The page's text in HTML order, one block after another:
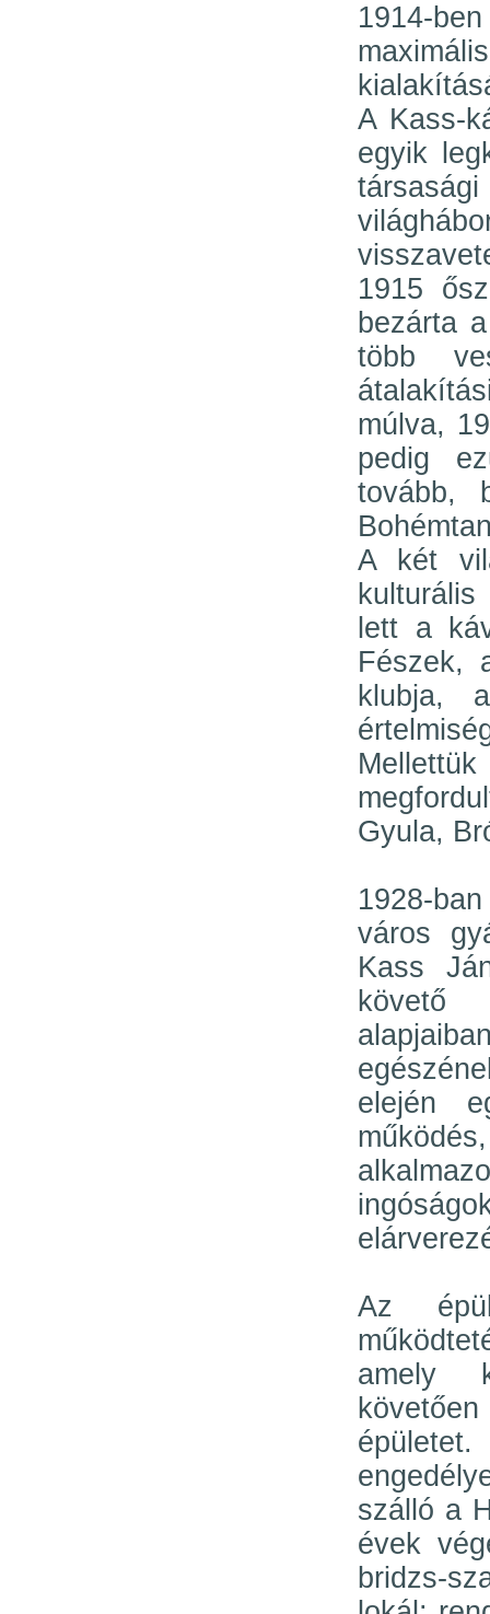
1914-
A Kass-
egyik
1915
bezárta
több
múlva,
pedig
tovább,
A két
lett a
Fészek,
klubja,
Gyula,
1928-
város
Kass
követő
elején
Az
amely
szálló a
évek
bridzs-